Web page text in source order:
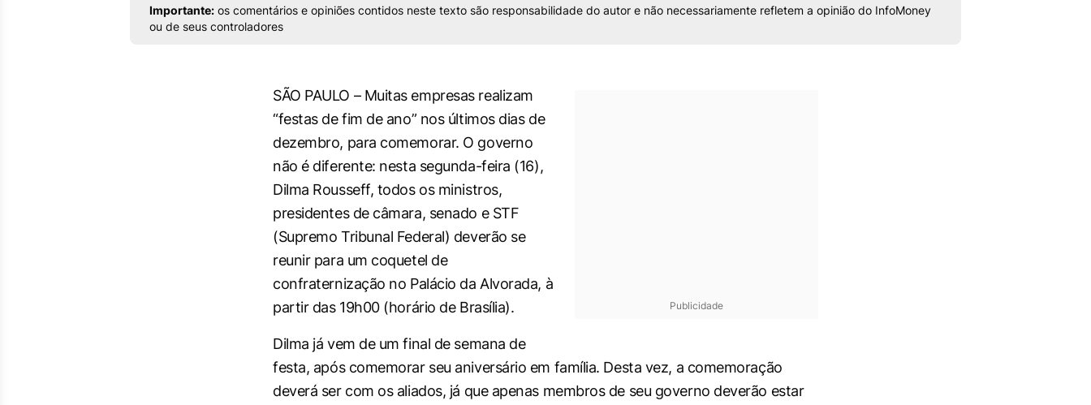
Importante: os comentários e opiniões contidos neste texto são responsabilidade do autor e não necessariamente refletem a opinião do InfoMoney
ou de seus controladores
Publicidade
SÃO PAULO – Muitas empresas realizam
“festas de fim de ano” nos últimos dias de
dezembro, para comemorar. O governo
não é diferente: nesta segunda-feira (16),
Dilma Rousseff, todos os ministros,
presidentes de câmara, senado e STF
(Supremo Tribunal Federal) deverão se
reunir para um coquetel de
confraternização no Palácio da Alvorada, à
partir das 19h00 (horário de Brasília).
Dilma já vem de um final de semana de
festa, após comemorar seu aniversário em família. Desta vez, a comemoração
deverá ser com os aliados, já que apenas membros de seu governo deverão estar